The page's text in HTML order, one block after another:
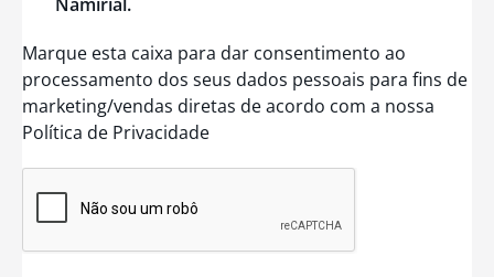
Marque esta caixa para dar consentimento ao
processamento dos seus dados pessoais para fins de
marketing/vendas diretas de acordo com a nossa
Política de Privacidade